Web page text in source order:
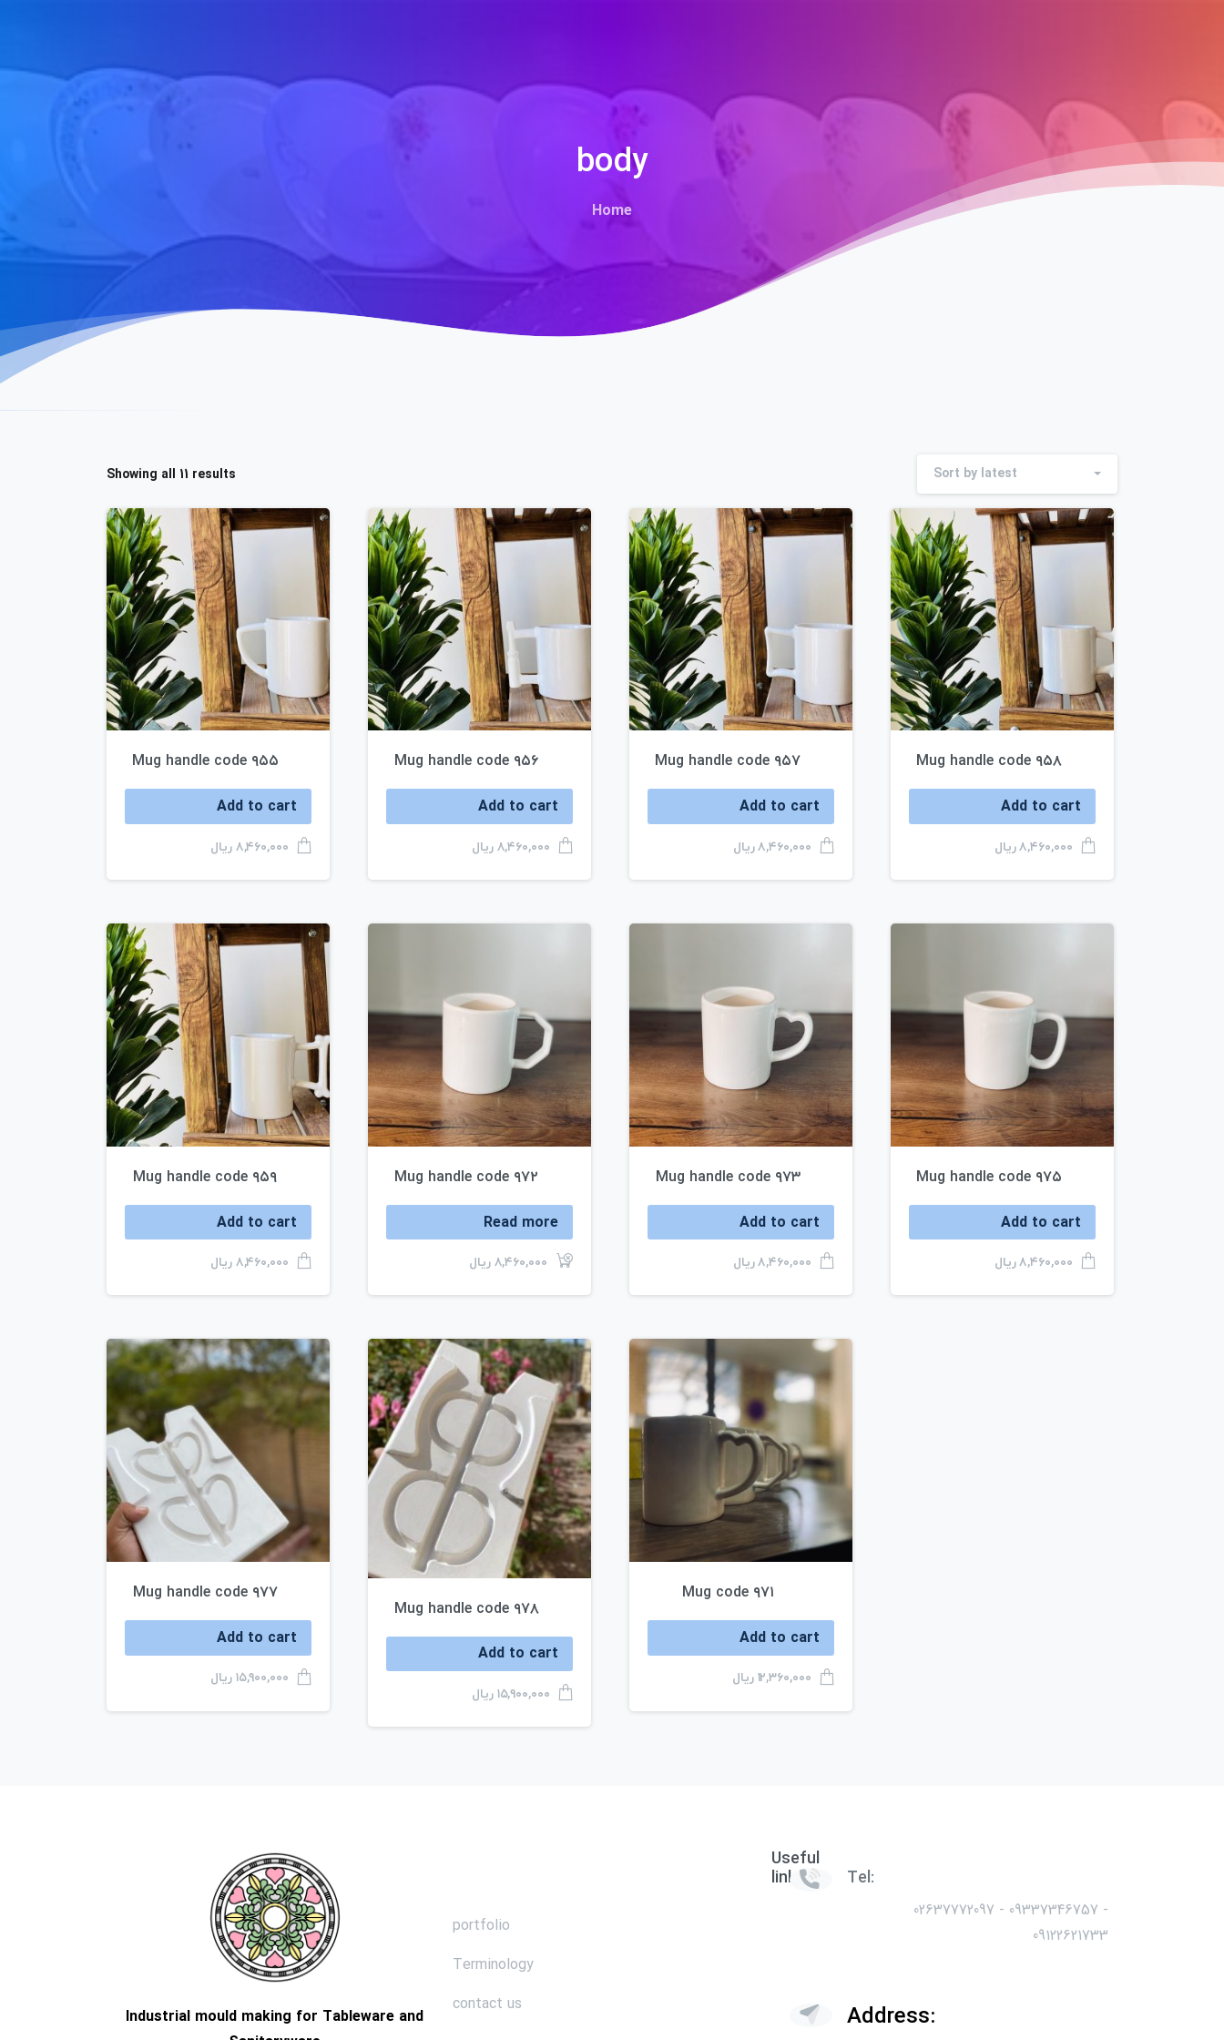
body
Home
Showing all 11 results Sort by latest
Mug handle code ۹۵۵
Add to cart
۸,۴۶۰,۰۰۰ ریال
Mug handle code ۹۵۶
Add to cart
۸,۴۶۰,۰۰۰ ریال
Mug handle code ۹۵۷
Add to cart
۸,۴۶۰,۰۰۰ ریال
Mug handle code ۹۵۸
Add to cart
۸,۴۶۰,۰۰۰ ریال
Mug handle code ۹۵۹
Add to cart
۸,۴۶۰,۰۰۰ ریال
Mug handle code ۹۷۲
Read more
۸,۴۶۰,۰۰۰ ریال
Mug handle code ۹۷۳
Add to cart
۸,۴۶۰,۰۰۰ ریال
Mug handle code ۹۷۵
Add to cart
۸,۴۶۰,۰۰۰ ریال
Mug handle code ۹۷۷
Add to cart
۱۵,۹۰۰,۰۰۰ ریال
Mug handle code ۹۷۸
Add to cart
۱۵,۹۰۰,۰۰۰ ریال
Mug code ۹۷۱
Add to cart
۱۲,۳۶۰,۰۰۰ ریال
Industrial mould making for Tableware and
Useful
links
portfolio
Terminology
contact us
Tel:
02637772097 - 09337346757 -
09122621733
Address: